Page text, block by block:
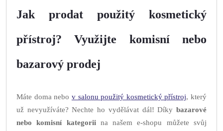
Jak prodat použitý kosmetický
přístroj? Využijte komisní nebo
bazarový prodej
Máte doma nebo v salonu použitý kosmetický přístroj, který
už nevyužíváte? Nechte ho vydělávat dál! Díky bazarové
nebo komisní kategoriina našem e-shopu můžete svůj